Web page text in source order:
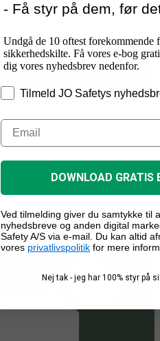
- Få styr på dem, før
Undgå de 10 oftest forekommende
sikkerhedskilte. Få vores e-bog
dig vores nyhedsbrev nedenfor.
Tilmeld JO Safetys
DOWNLOAD GRATIS
Ved tilmelding giver du samtykke til
nyhedsbreve og anden digital
Safety A/S via e-mail. Du kan altid
vores privatlivspolitik for mere
Nej tak - jeg har 100% styr på